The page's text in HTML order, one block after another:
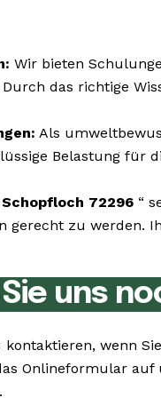
Wir bieten
das richtige
Als
Belastung für
Schopfloch 72296 “
gerecht zu werden.
uns
kontaktieren, wenn
Onlineformular